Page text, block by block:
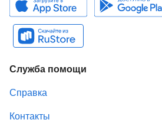
Служба помощи
Справка
Контакты